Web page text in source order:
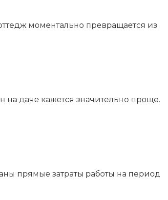
моментально превращается из
даче кажется значительно проще.
прямые затраты работы на период